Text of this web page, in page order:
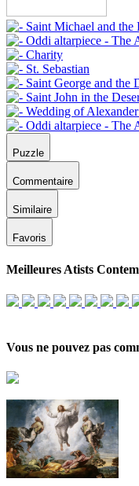
Puzzle
Commentaire
Similaire
Favoris
Meilleures Atists
Vous ne pouvez pas